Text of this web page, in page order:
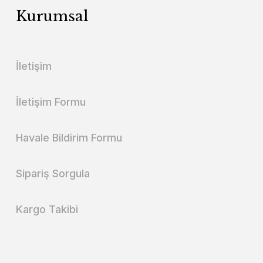
Kurumsal
İletişim
İletişim Formu
Havale Bildirim Formu
Sipariş Sorgula
Kargo Takibi